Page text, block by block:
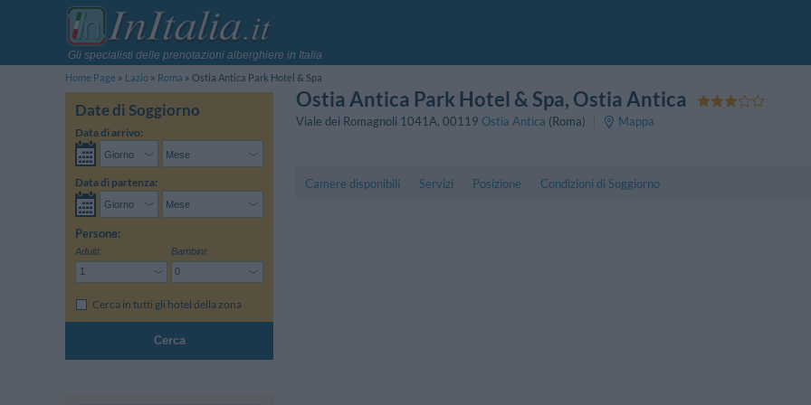
Gli specialisti delle prenotazioni alberghiere in Italia
Home Page
Lazio Roma Ostia Antica Park Hotel & Spa
Date di Soggiorno
Data di arrivo:
Data di partenza:
Persone:
Adulti: Bambini:
Cerca in tutti gli hotel della zona
Cerca
Ostia Antica Park Hotel & Spa, Ostia Antica
Viale dei Romagnoli 1041A, 00119 Ostia Antica (Roma) Mappa
Camere disponibili Servizi Posizione Condizioni di Soggiorno